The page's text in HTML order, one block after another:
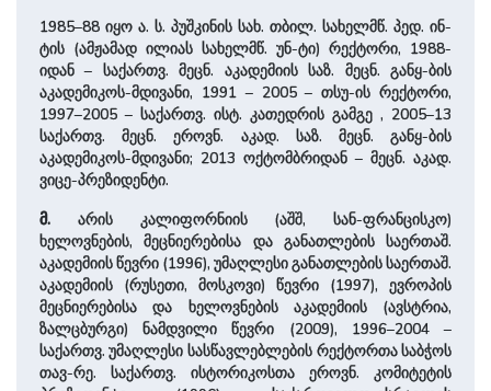
1985–88 იყო ა. ს. პუშკინის სახ. თბილ. სახელმწ. პედ. ინ-
ტის (ამჟამად ილიას სახელმწ. უნ-ტი) რექტორი, 1988-
იდან – საქართვ. მეცნ. აკადემიის საზ. მეცნ. განყ-ბის
აკადემიკოს-მდივანი, 1991 – 2005 – თსუ-ის რექტორი,
1997–2005 – საქართვ. ისტ. კათედრის გამგე , 2005–13
საქართვ. მეცნ. ეროვნ. აკად. საზ. მეცნ. განყ-ბის
აკადემიკოს-მდივანი; 2013 ოქტომბრიდან – მეცნ. აკად.
ვიცე-პრეზიდენტი.
მ.არის კალიფორნიის (აშშ, სან-ფრანცისკო)
ხელოვნების, მეცნიერებისა და განათლების საერთაშ.
აკადემიის წევრი (1996), უმაღლესი განათლების საერთაშ.
აკადემიის (რუსეთი, მოსკოვი) წევრი (1997), ევროპის
მეცნიერებისა და ხელოვნების აკადემიის (ავსტრია,
ზალცბურგი) ნამდვილი წევრი (2009), 1996–2004 –
საქართვ. უმაღლესი სასწავლებლების რექტორთა საბჭოს
თავ-რე. საქართვ. ისტორიკოსთა ეროვნ. კომიტეტის